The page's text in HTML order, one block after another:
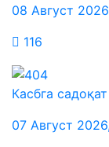
08 Август 2026
116
Касбга
07 Август 2026